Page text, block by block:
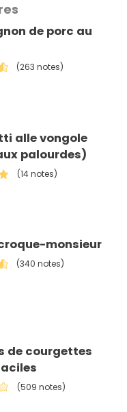
de porc au
(263 notes)
alle vongole
palourdes)
(14 notes)
croque-monsieur
(340 notes)
de courgettes
(509 notes)